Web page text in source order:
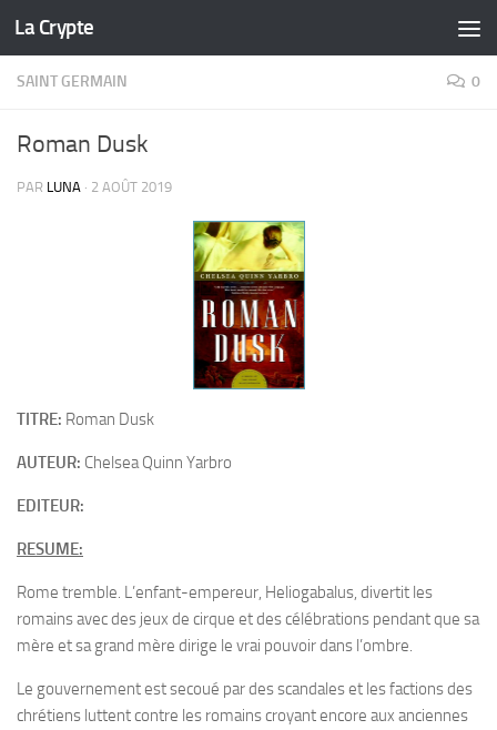
Skip to content
La Crypte
SAINT GERMAIN 0
Roman Dusk
PAR LUNA · 2 AOÛT 2019
TITRE: Roman Dusk
AUTEUR: Chelsea Quinn Yarbro
EDITEUR:
RESUME:
Rome tremble. L’enfant-empereur, Heliogabalus, divertit les
romains avec des jeux de cirque et des célébrations pendant que sa
mère et sa grand mère dirige le vrai pouvoir dans l’ombre.
Le gouvernement est secoué par des scandales et les factions des
chrétiens luttent contre les romains croyant encore aux anciennes